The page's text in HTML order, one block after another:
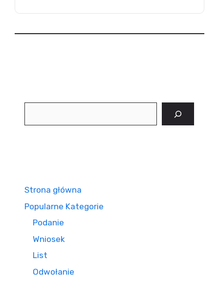
Strona główna
Popularne Kategorie
Podanie
Wniosek
List
Odwołanie